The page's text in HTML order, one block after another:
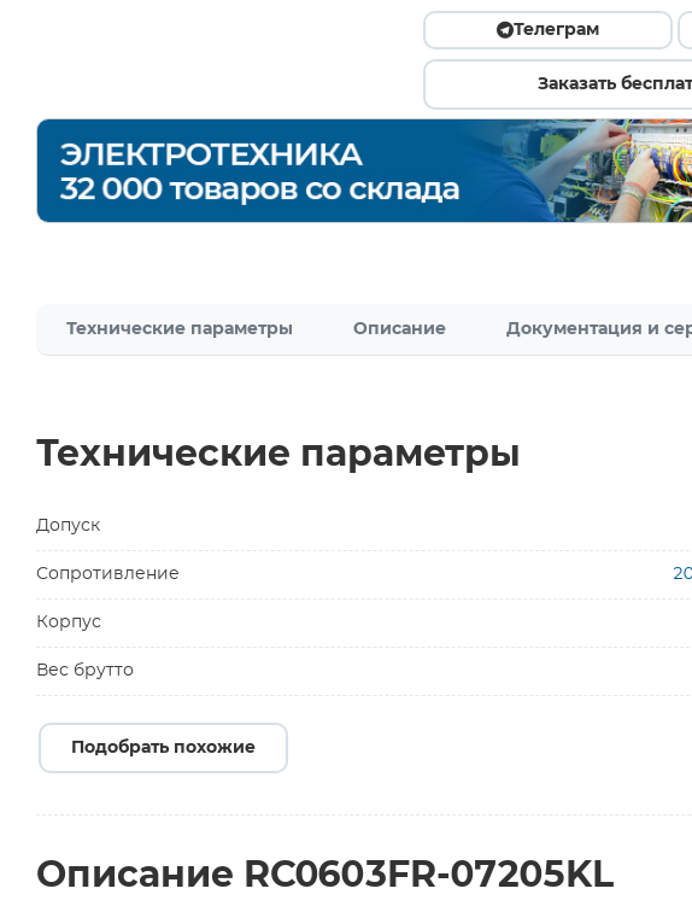
Телеграм
Заказать
Технические параметры Описание Документация и
Технические параметры
Допуск
Сопротивление
Корпус
Вес брутто
Подобрать похожие
Описание RC0603FR-07205KL